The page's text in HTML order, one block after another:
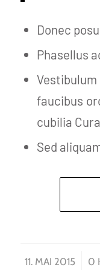
Donec
Phasellus
faucibus
cubilia
Sed
11. MAI 2015
/ 0